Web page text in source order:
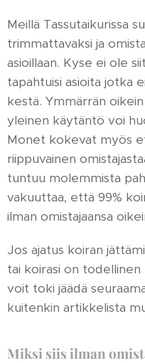
Meillä Tassutaikurissa
trimmattavaksi ja
asioillaan. Kyse ei ole
tapahtuisi asioita jotka
kestä. Ymmärrän
yleinen käytäntö voi
Monet kokevat myös
riippuvainen
tuntuu molemmista
vakuuttaa, että 99%
ilman omistajaansa
Jos ajatus koiran
tai koirasi on
voit toki jäädä
kuitenkin artikkelista
Miksi siis ilman